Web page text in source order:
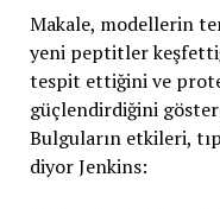
Makale, modellerin
yeni peptitler
tespit ettiğini ve
güçlendirdiğini
Bulguların etkileri,
diyor Jenkins: